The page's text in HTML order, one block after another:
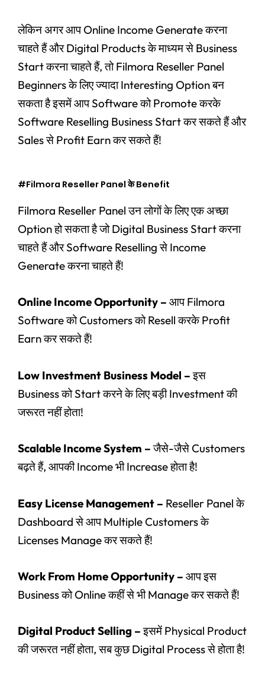
लेकिन अगर आप Online Income Generate करना
चाहते हैं और Digital Products के माध्यम से Business
Start करना चाहते हैं, तो Filmora Reseller Panel
Beginners के लिए ज्यादा Interesting Option बन
सकता है इसमें आप Software को Promote करके
Software Reselling Business Start कर सकते हैं और
Sales से Profit Earn कर सकते हैं!
#Filmora Reseller Panel के Benefit
Filmora Reseller Panel उन लोगों के लिए एक अच्छा
Option हो सकता है जो Digital Business Start करना
चाहते हैं और Software Reselling से Income
Generate करना चाहते हैं!
Online Income Opportunity – आप Filmora
Software को Customers को Resell करके Profit
Earn कर सकते हैं!
Low Investment Business Model –इस
Business को Start करने के लिए बड़ी Investment की
जरूरत नहीं होता!
Scalable Income System –जैसे-जैसे Customers
बढ़ते हैं, आपकी Income भी Increase होता है!
Easy License Management – Reseller Panel के
Dashboard से आप Multiple Customers के
Licenses Manage कर सकते हैं!
Work From Home Opportunity – आप इस
Business को Online कहीं से भी Manage कर सकते हैं!
Digital Product Selling –इसमें Physical Product
की जरूरत नहीं होता, सब कुछ Digital Process से होता है!